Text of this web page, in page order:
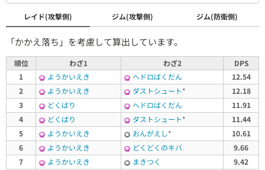
レイド(攻撃側) ジム(攻撃側) ジム(防衛側)
「かかえ落ち」を考慮して算出しています。
順位 わざ1 わざ2
DPS
1
ようかいえき ヘドロばくだん
12.54
2
ようかいえき ダストシュート*
12.18
3
どくばり ヘドロばくだん
11.91
4
どくばり ダストシュート*
11.44
5
ようかいえき おんがえし*
10.61
6
ようかいえき どくどくのキバ
9.66
7
ようかいえき まきつく
9.42